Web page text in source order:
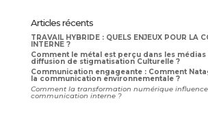
Articles récents
TRAVAIL HYBRIDE : QUELS ENJEUX POUR LA
INTERNE ?
Comment le métal est perçu dans les
diffusion de stigmatisation Culturelle ?
Communication engageante : Comment
la communication environnementale ?
Comment la transformation numérique
communication interne ?